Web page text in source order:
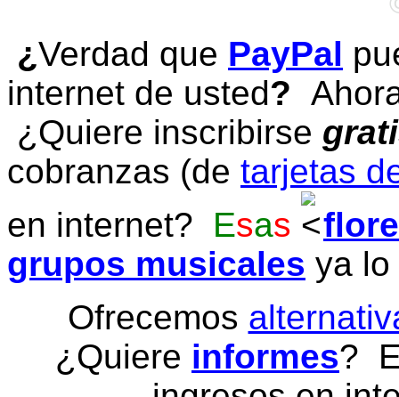
¿Verdad que PayPal
internet de usted?
¿Quiere inscribirse
cobranzas (de tarjetas
en internet? Esas
grupos musicales ya
Ofrecemos
¿Quiere informes?